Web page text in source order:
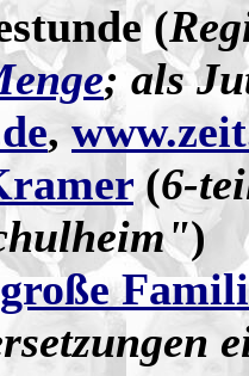
(
; als
,
(6-
)